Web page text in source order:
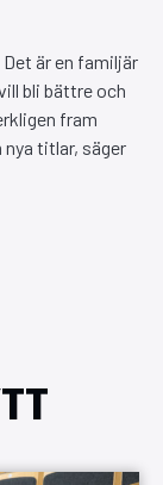
är en familjär
bli bättre och
fram
titlar, säger